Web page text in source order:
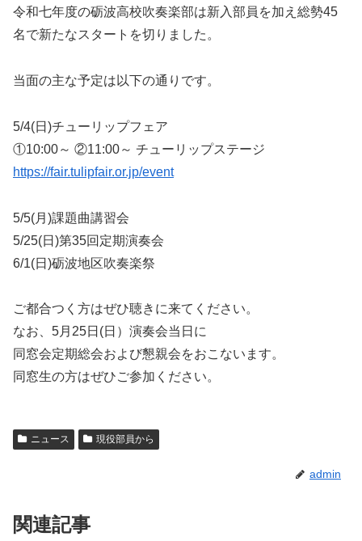
令和七年度の砺波高校吹奏楽部は新入部員を加え総勢45
名で新たなスタートを切りました。
当面の主な予定は以下の通りです。
5/4(日)チューリップフェア
①10:00～ ②11:00～ チューリップステージ
https://fair.tulipfair.or.jp/event
5/5(月)課題曲講習会
5/25(日)第35回定期演奏会
6/1(日)砺波地区吹奏楽祭
ご都合つく方はぜひ聴きに来てください。
なお、5月25日(日）演奏会当日に
同窓会定期総会および懇親会をおこないます。
同窓生の方はぜひご参加ください。
ニュース 現役部員から
admin
関連記事